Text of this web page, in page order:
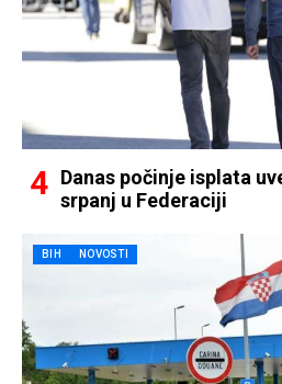
Danas počinje isplata
srpanj u Federaciji
BIH NOVOSTI